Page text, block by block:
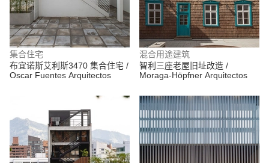
集合住宅
布宜诺斯艾利斯3470 集合住宅 /
Oscar Fuentes Arquitectos
混合用途建筑
智利三座老屋旧址改造 /
Moraga-Höpfner Arquitectos